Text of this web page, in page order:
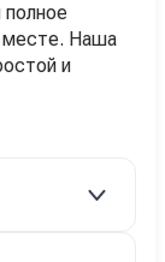
месте. Наша
и